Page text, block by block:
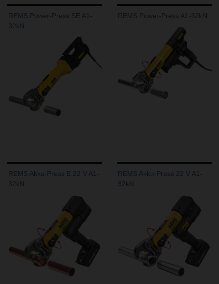
REMS Power-Press SE A1-
32kN
REMS Power-Press A1-32kN
REMS Akku-Press E 22 V A1-
32kN
REMS Akku-Press 22 V A1-
32kN